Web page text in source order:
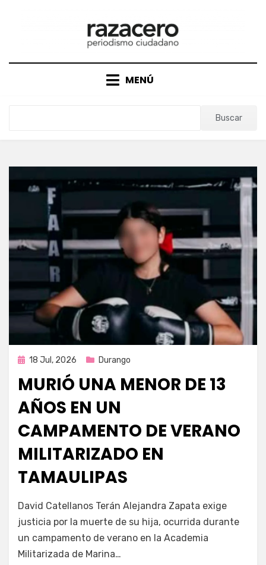
MENÚ
Buscar
Publicada
18 Jul, 2026 Durango
MURIÓ UNA MENOR DE 13
AÑOS EN UN
CAMPAMENTO DE VERANO
MILITARIZADO EN
TAMAULIPAS
por Fernando Miranda Servín
David Catellanos Terán Alejandra Zapata exige
justicia por la muerte de su hija, ocurrida durante
un campamento de verano en la Academia
Militarizada de Marina…